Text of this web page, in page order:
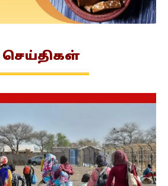
செய்திகள்